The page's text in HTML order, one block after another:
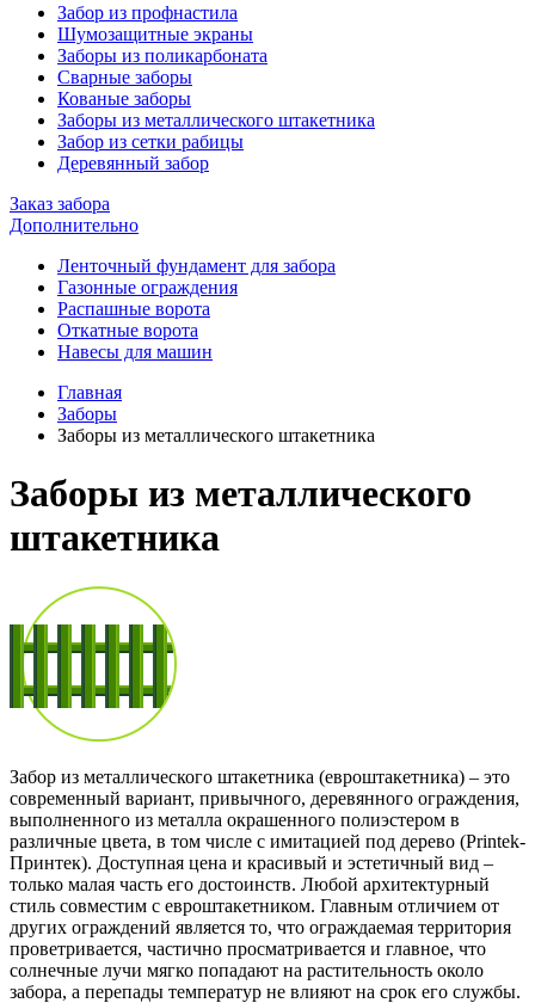
Забор из профнастила
Шумозащитные экраны
Заборы из поликарбоната
Сварные заборы
Кованые заборы
Заборы из металлического штакетника
Забор из сетки рабицы
Деревянный забор
Заказ забора
Дополнительно
Ленточный фундамент для забора
Газонные ограждения
Распашные ворота
Откатные ворота
Навесы для машин
Главная
Заборы
Заборы из металлического штакетника
Заборы из металлического
штакетника
Забор из металлического штакетника (евроштакетника) – это
современный вариант, привычного, деревянного ограждения,
выполненного из металла окрашенного полиэстером в
различные цвета, в том числе с имитацией под дерево (Printek-
Принтек). Доступная цена и красивый и эстетичный вид –
только малая часть его достоинств. Любой архитектурный
стиль совместим с евроштакетником. Главным отличием от
других ограждений является то, что ограждаемая территория
проветривается, частично просматривается и главное, что
солнечные лучи мягко попадают на растительность около
забора, а перепады температур не влияют на срок его службы.